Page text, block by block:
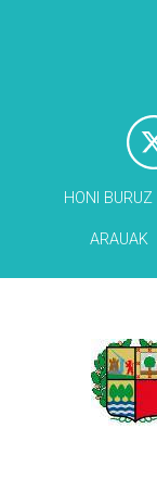
HONI BURUZ
ARAUAK